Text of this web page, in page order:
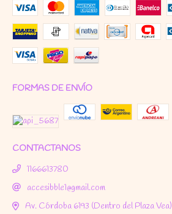
FORMAS DE ENVÍO
CONTACTANOS
1166613780
accesibble1@gmail.com
Av. Córdoba 6193 (Dentro del Plaza Vea)